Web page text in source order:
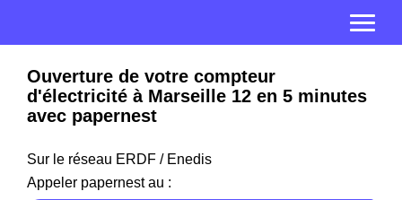
Ouverture de votre compteur
d'électricité à Marseille 12 en 5 minutes
avec papernest
Sur le réseau ERDF / Enedis
Appeler papernest au :